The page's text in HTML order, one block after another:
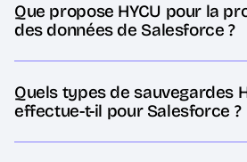
Que propose HYCU pour la
des données de Salesforce ?
Quels types de sauvegardes
effectue-t-il pour Salesforce ?